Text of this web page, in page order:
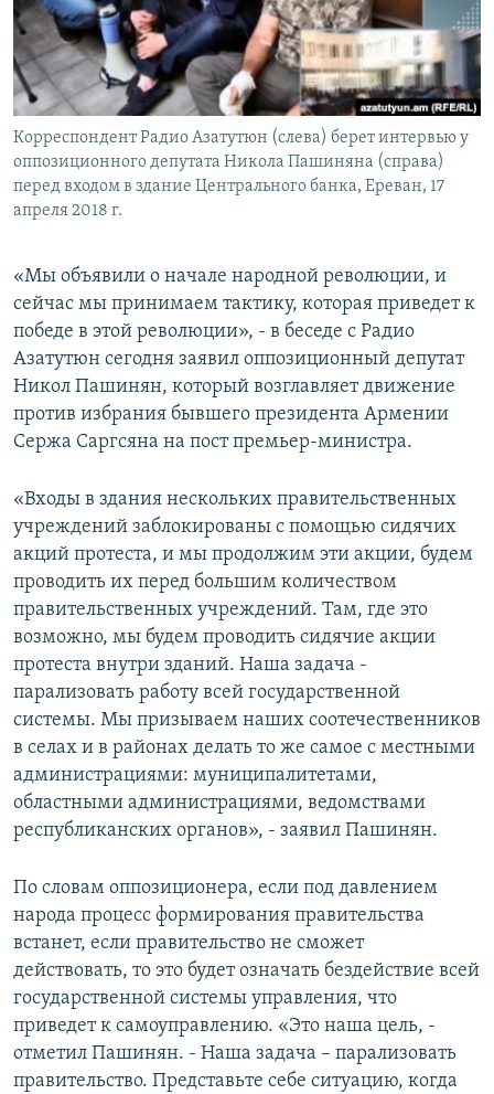
Հայերեն
English
Русский
Все сайты Радио Азатутюн
Корреспондент Радио Азатутюн (слева) берет интервью у
оппозиционного депутата Никола Пашиняна (справа)
перед входом в здание Центрального банка, Ереван, 17
апреля 2018 г.
«Мы объявили о начале народной революции, и
сейчас мы принимаем тактику, которая приведет к
победе в этой революции», - в беседе с Радио
Азатутюн сегодня заявил оппозиционный депутат
Никол Пашинян, который возглавляет движение
против избрания бывшего президента Армении
Сержа Саргсяна на пост премьер-министра.
«Входы в здания нескольких правительственных
учреждений заблокированы с помощью сидячих
акций протеста, и мы продолжим эти акции, будем
проводить их перед большим количеством
правительственных учреждений. Там, где это
возможно, мы будем проводить сидячие акции
протеста внутри зданий. Наша задача -
парализовать работу всей государственной
системы. Мы призываем наших соотечественников
в селах и в районах делать то же самое с местными
администрациями: муниципалитетами,
областными администрациями, ведомствами
республиканских органов», - заявил Пашинян.
По словам оппозиционера, если под давлением
народа процесс формирования правительства
встанет, если правительство не сможет
действовать, то это будет означать бездействие всей
государственной системы управления, что
приведет к самоуправлению. «Это наша цель, -
отметил Пашинян. - Наша задача – парализовать
правительство. Представьте себе ситуацию, когда